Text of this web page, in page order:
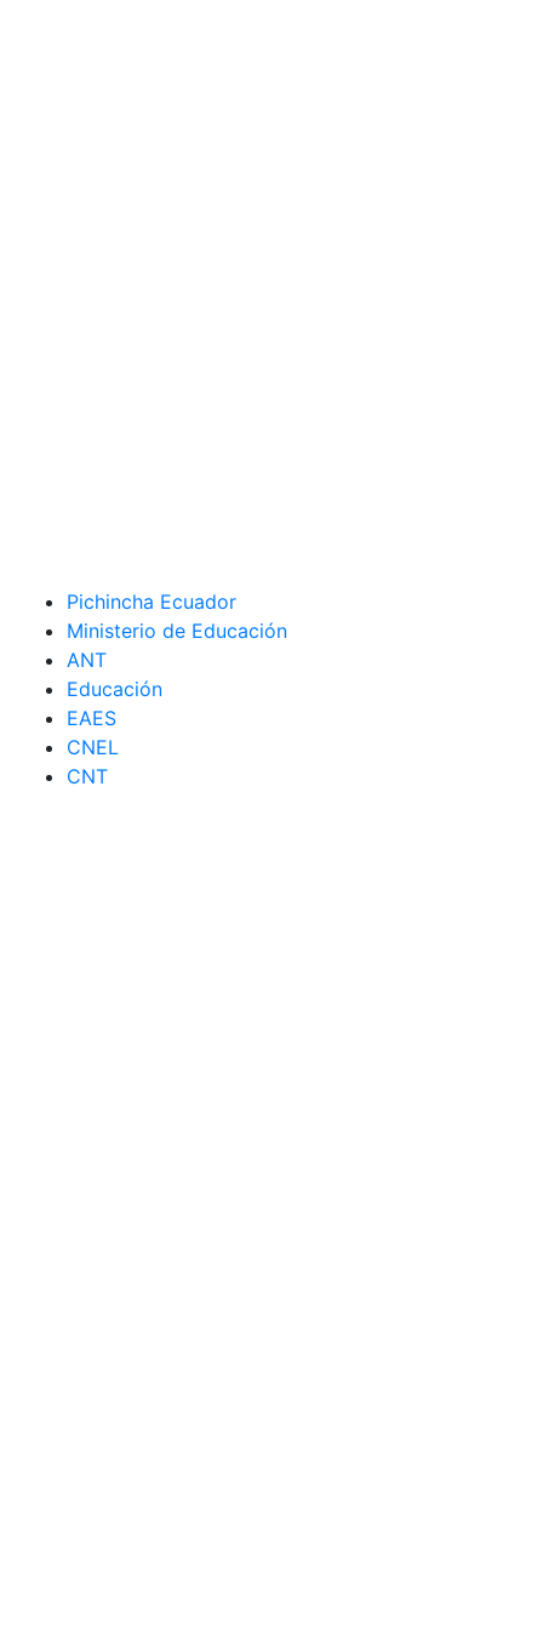
Pichincha Ecuador
Ministerio de Educación
ANT
Educación
EAES
CNEL
CNT